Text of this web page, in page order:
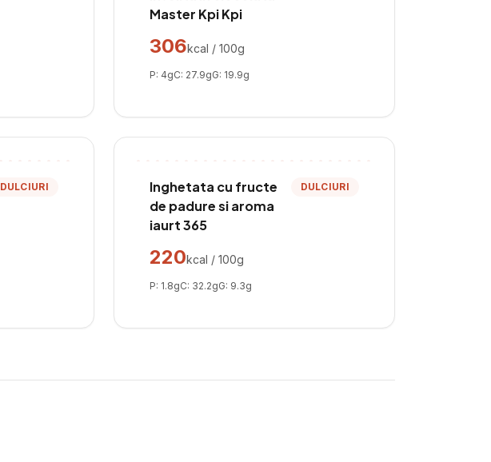
Master Kpi Kpi
306kcal / 100g
P: 4gC: 27.9gG: 19.9g
DULCIURI
Inghetata cu fructe
de padure si aroma
iaurt 365
DULCIURI
220kcal / 100g
P: 1.8gC: 32.2gG: 9.3g